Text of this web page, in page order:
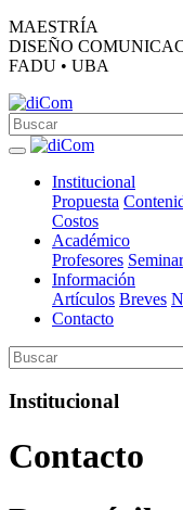
MAESTRÍA
DISEÑO
FADU • UBA
Institucional
Propuesta
Costos
Académico
Profesores
Información
Artículos Breves
Contacto
Institucional
Contacto